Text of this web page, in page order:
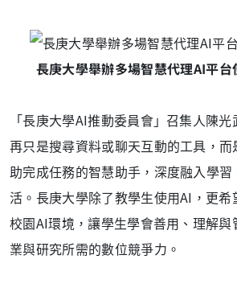
長庚大學舉辦多場智慧代理AI平台
「長庚大學AI推動委員會」召集人陳
再只是搜尋資料或聊天互動的工具，
助完成任務的智慧助手，深度融入學習
活。長庚大學除了教學生使用AI，更
校園AI環境，讓學生學會善用、理解
業與研究所需的數位競爭力。